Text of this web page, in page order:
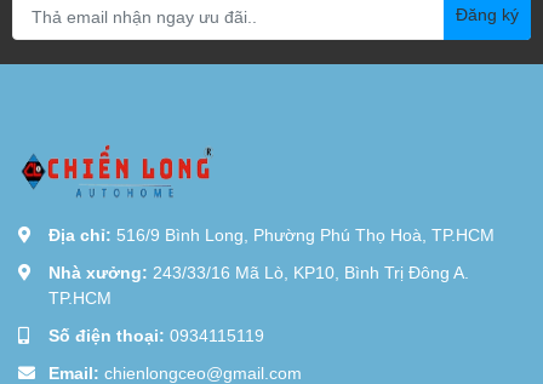
Đăng ký
Địa chỉ: 516/9 Bình Long, Phường Phú Thọ Hoà, TP.HCM
Nhà xưởng: 243/33/16 Mã Lò, KP10, Bình Trị Đông A.
TP.HCM
Số điện thoại: 0934115119
Email: chienlongceo@gmail.com